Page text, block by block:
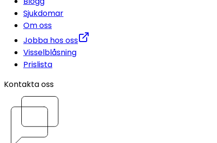
Sjukdomar
Om oss
Jobba hos oss
Visselblåsning
Prislista
Kontakta oss